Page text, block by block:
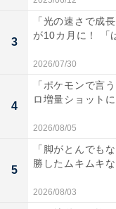
3
「光の速さで成
が10カ月に！
2026/07/30
4
「ポケモンで言
ロ増量ショット
2026/08/05
5
「脚がとんでも
勝したムキムキ
2026/08/03